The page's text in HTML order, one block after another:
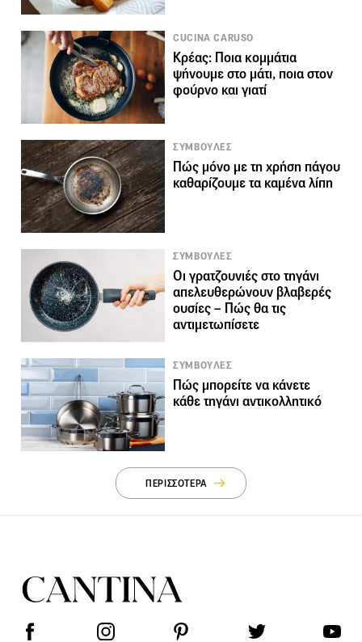
CUCINA CARUSO
Κρέας: Ποια κομμάτια
ψήνουμε στο μάτι, ποια στον
φούρνο και γιατί
ΣΥΜΒΟΥΛΕΣ
Πώς μόνο με τη χρήση πάγου
καθαρίζουμε τα καμένα λίπη
ΣΥΜΒΟΥΛΕΣ
Oι γρατζουνιές στο τηγάνι
απελευθερώνουν βλαβερές
ουσίες – Πώς θα τις
αντιμετωπίσετε
ΣΥΜΒΟΥΛΕΣ
Πώς μπορείτε να κάνετε
κάθε τηγάνι αντικολλητικό
ΠΕΡΙΣΣΟΤΕΡΑ